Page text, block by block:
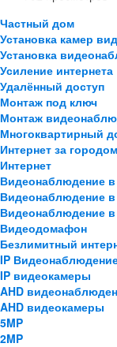
Частный дом
Установка камер
Установка
Усиление интернета
Удалённый доступ
Монтаж под ключ
Монтаж
Многоквартирный
Интернет за городом
Интернет
Видеонаблюдение
Видеонаблюдение в
Видеонаблюдение
Видеодомафон
Безлимитный
IP
IP видеокамеры
AHD
AHD видеокамеры
5MP
2MP